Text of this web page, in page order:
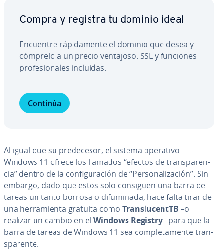
Compra y registra tu dominio ideal
Encuentre rá­pi­da­me­n­te el dominio que desea y
cómprelo a un precio ventajoso. SSL y funciones
pro­fe­sio­na­les incluidas.
Continúa
Al igual que su pre­de­ce­sor, el sistema operativo
Windows 11 ofrece los llamados “efectos de tra­n­s­pa­re­n­
cia” dentro de la co­n­fi­gu­ra­ción de “Pe­r­so­na­li­za­ción”. Sin
embargo, dado que estos solo consiguen una barra de
tareas un tanto borrosa o di­fu­mi­na­da, hace falta tirar de
una he­rra­mie­n­ta gratuita como Tra­n­s­lu­ce­n­t­TB –o
realizar un cambio en el Windows Registry– para que la
barra de tareas de Windows 11 sea co­m­ple­ta­me­n­te tra­n­
s­pa­re­n­te.